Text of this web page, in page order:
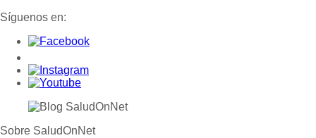
Síguenos en:
Sobre SaludOnNet